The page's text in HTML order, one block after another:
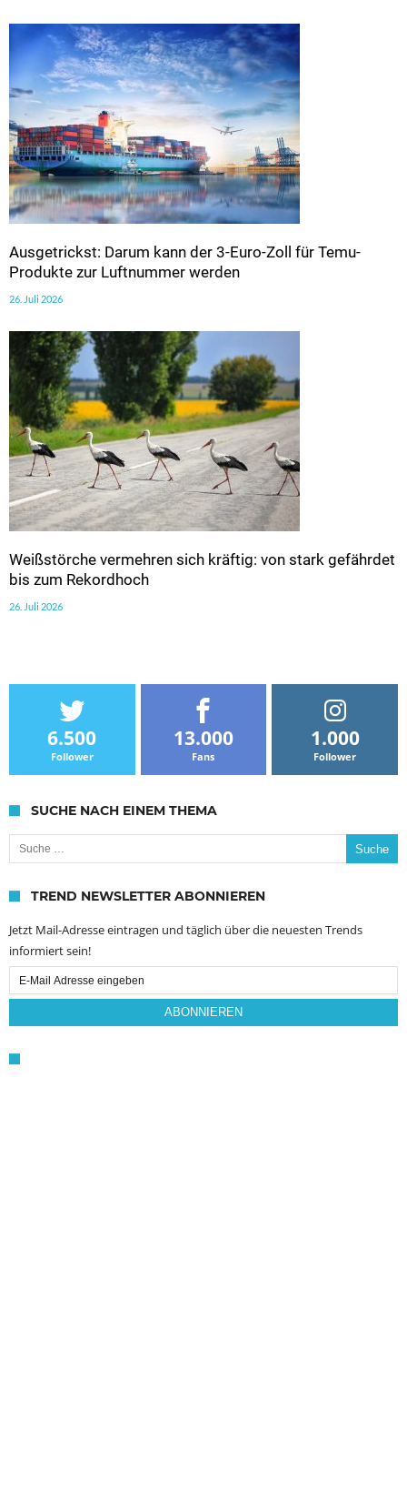
Ausgetrickst: Darum kann der 3-Euro-Zoll für Temu-
Produkte zur Luftnummer werden
26. Juli 2026
Weißstörche vermehren sich kräftig: von stark gefährdet
bis zum Rekordhoch
26. Juli 2026
6.500
Follower
13.000
Fans
1.000
Follower
SUCHE NACH EINEM THEMA
Suche nach:
TREND NEWSLETTER ABONNIEREN
Jetzt Mail-Adresse eintragen und täglich über die neuesten Trends
informiert sein!
Email
Subscription
ABONNIEREN